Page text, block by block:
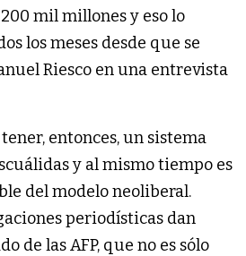
mil millones y eso lo
los meses desde que se
Riesco en una entrevista
entonces, un sistema
y al mismo tiempo es
del modelo neoliberal.
periodísticas dan
de las AFP, que no es sólo